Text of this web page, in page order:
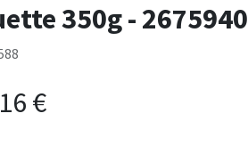
350g - 2675940
€